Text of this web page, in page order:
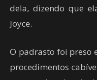
dela, dizendo que
Joyce.
O padrasto foi preso
procedimentos